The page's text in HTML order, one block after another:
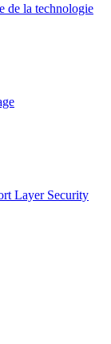
de la technologie
Layer Security